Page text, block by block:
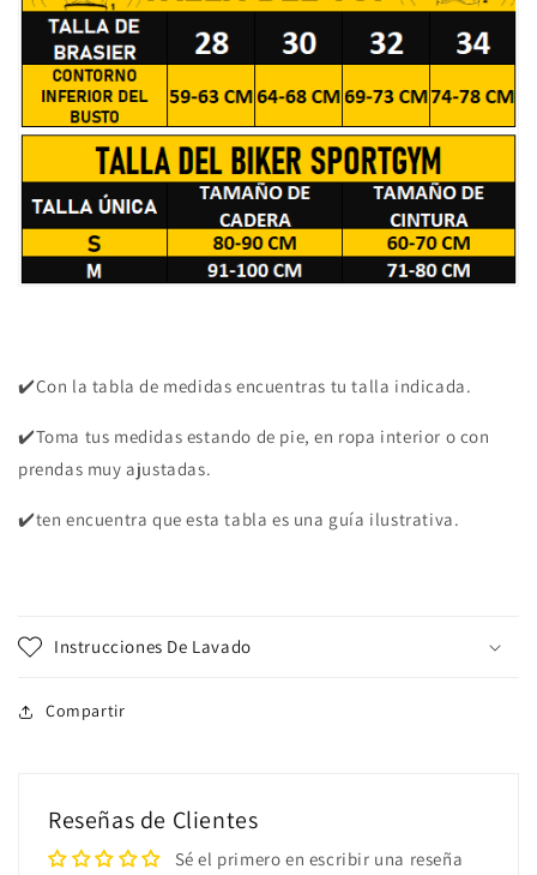
✔️Con la tabla de medidas encuentras tu talla indicada.
✔️Toma tus medidas estando de pie, en ropa interior o con
prendas muy ajustadas.
✔️ten encuentra que esta tabla es una guía ilustrativa.
Instrucciones De Lavado
Compartir
Reseñas de Clientes
Sé el primero en escribir una reseña